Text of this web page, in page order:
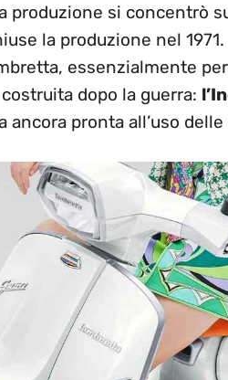
produzione si concentrò
la produzione nel
essenzialmente
dopo la guerra:
pronta all’uso delle